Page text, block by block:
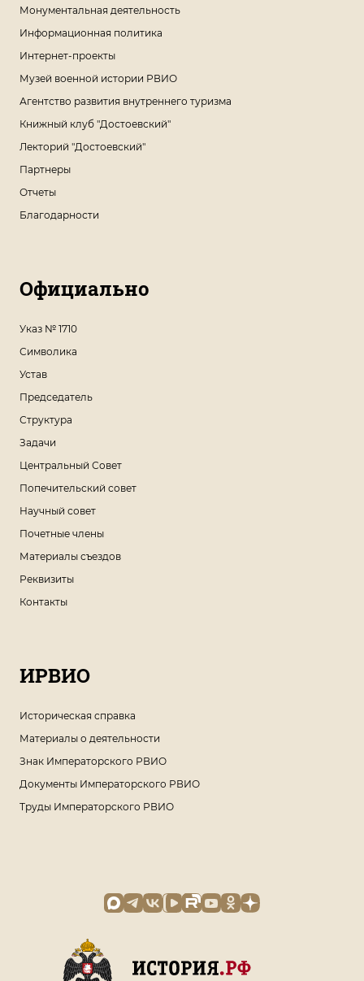
Монументальная деятельность
Информационная политика
Интернет-проекты
Музей военной истории РВИО
Агентство развития внутреннего туризма
Книжный клуб "Достоевский"
Лекторий "Достоевский"
Партнеры
Отчеты
Благодарности
Официально
Указ № 1710
Символика
Устав
Председатель
Структура
Задачи
Центральный Совет
Попечительский совет
Научный совет
Почетные члены
Материалы съездов
Реквизиты
Контакты
ИРВИО
Историческая справка
Материалы о деятельности
Знак Императорского РВИО
Документы Императорского РВИО
Труды Императорского РВИО